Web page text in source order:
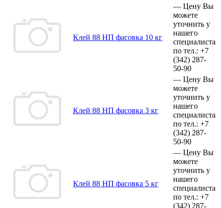
Клей 88 НП фасовка 10 кг
— Цену Вы
можете
уточнить у
нашего
специалиста
по тел.: +7
(342) 287-
50-90
Клей 88 НП фасовка 3 кг
— Цену Вы
можете
уточнить у
нашего
специалиста
по тел.: +7
(342) 287-
50-90
Клей 88 НП фасовка 5 кг
— Цену Вы
можете
уточнить у
нашего
специалиста
по тел.: +7
(342) 287-